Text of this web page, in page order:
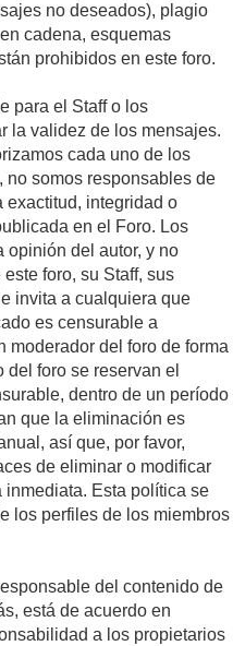
no deseados), plagio
cadena, esquemas
prohibidos en este foro.
para el Staff o los
la validez de los mensajes.
cada uno de los
no somos responsables de
exactitud, integridad o
en el Foro. Los
opinión del autor, y no
foro, su Staff, sus
invita a cualquiera que
es censurable a
moderador del foro de forma
foro se reservan el
dentro de un período
que la eliminación es
así que, por favor,
de eliminar o modificar
Esta política se
los perfiles de los miembros
del contenido de
está de acuerdo en
a los propietarios